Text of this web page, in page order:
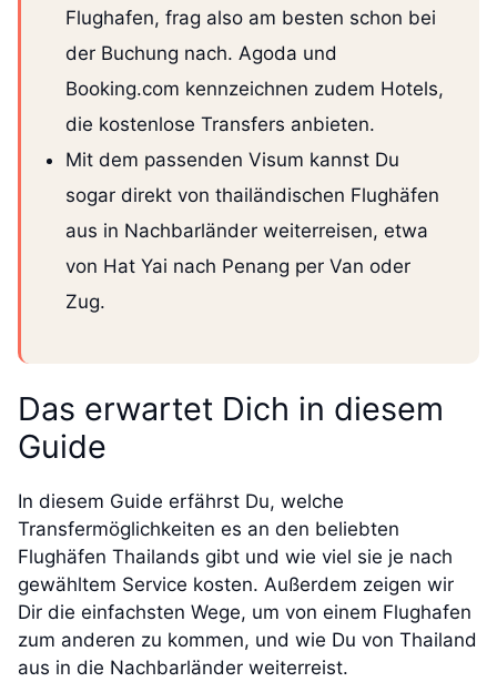
Flughafen, frag also am besten schon bei
der Buchung nach. Agoda und
Booking.com kennzeichnen zudem Hotels,
die kostenlose Transfers anbieten.
Mit dem passenden Visum kannst Du
sogar direkt von thailändischen Flughäfen
aus in Nachbarländer weiterreisen, etwa
von Hat Yai nach Penang per Van oder
Zug.
Das erwartet Dich in diesem
Guide
In diesem Guide erfährst Du, welche
Transfermöglichkeiten es an den beliebten
Flughäfen Thailands gibt und wie viel sie je nach
gewähltem Service kosten. Außerdem zeigen wir
Dir die einfachsten Wege, um von einem Flughafen
zum anderen zu kommen, und wie Du von Thailand
aus in die Nachbarländer weiterreist.